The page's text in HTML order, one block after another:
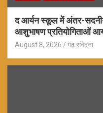
द आर्यन स्कूल में अंतर-
आशुभाषण प्रतियोगिताओं
August 8, 2026 गढ़ संवेदना